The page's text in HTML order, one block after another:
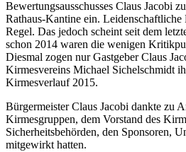
Bewertungsausschusses Claus Jacobi
Rathaus-Kantine ein.
Regel. Das jedoch scheint seit dem
schon 2014 waren die wenigen
Diesmal zogen nur Gastgeber Claus
Kirmesvereins Michael Sichelschmidt
Kirmesverlauf 2015.
Bürgermeister Claus Jacobi dankte zu
Kirmesgruppen, dem Vorstand des
Sicherheitsbehörden, den Sponsoren,
mitgewirkt hatten.